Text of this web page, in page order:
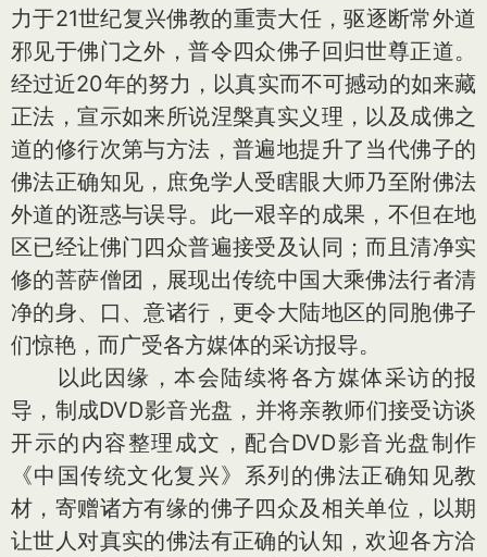
力于21世纪复兴佛教的重责大任，驱逐断常外道
邪见于佛门之外，普令四众佛子回归世尊正道。
经过近20年的努力，以真实而不可撼动的如来藏
正法，宣示如来所说涅槃真实义理，以及成佛之
道的修行次第与方法，普遍地提升了当代佛子的
佛法正确知见，庶免学人受瞎眼大师乃至附佛法
外道的诳惑与误导。此一艰辛的成果，不但在地
区已经让佛门四众普遍接受及认同；而且清净实
修的菩萨僧团，展现出传统中国大乘佛法行者清
净的身、口、意诸行，更令大陆地区的同胞佛子
们惊艳，而广受各方媒体的采访报导。
以此因缘，本会陆续将各方媒体采访的报
导，制成DVD影音光盘，并将亲教师们接受访谈
开示的内容整理成文，配合DVD影音光盘制作
《中国传统文化复兴》系列的佛法正确知见教
材，寄赠诸方有缘的佛子四众及相关单位，以期
让世人对真实的佛法有正确的认知，欢迎各方洽